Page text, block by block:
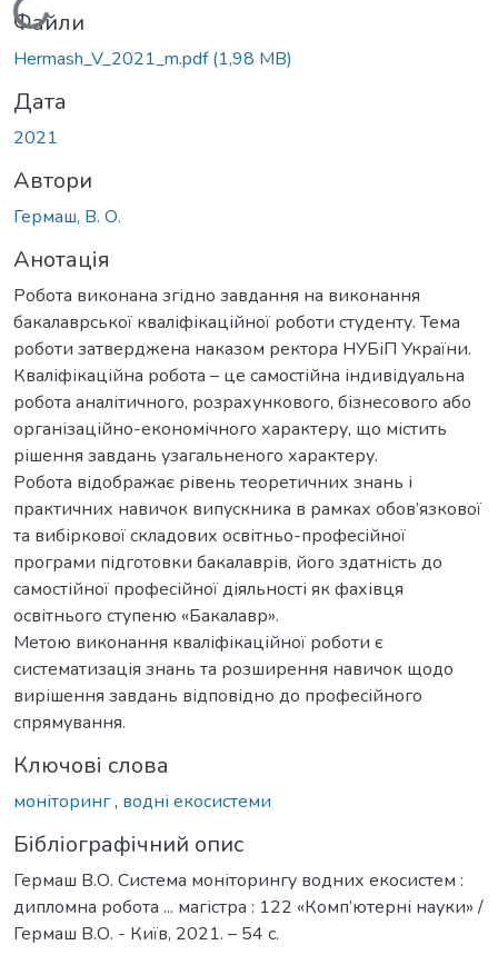
Вантажиться...
Файли
Hermash_V_2021_m.pdf(1,98 MB)
Дата
2021
Автори
Гермаш, В. О.
Анотація
Робота виконана згідно завдання на виконання
бакалаврської кваліфікаційної роботи студенту. Тема
роботи затверджена наказом ректора НУБіП України.
Кваліфікаційна робота – це самостійна індивідуальна
робота аналітичного, розрахункового, бізнесового або
організаційно-економічного характеру, що містить
рішення завдань узагальненого характеру.
Робота відображає рівень теоретичних знань і
практичних навичок випускника в рамках обов’язкової
та вибіркової складових освітньо-професійної
програми підготовки бакалаврів, його здатність до
самостійної професійної діяльності як фахівця
освітнього ступеню «Бакалавр».
Метою виконання кваліфікаційної роботи є
систематизація знань та розширення навичок щодо
вирішення завдань відповідно до професійного
спрямування.
Ключові слова
моніторинг, водні екосистеми
Бібліографічний опис
Гермаш В.О. Система моніторингу водних екосистем :
дипломна робота ... магістра : 122 «Комп’ютерні науки» /
Гермаш В.О. - Київ, 2021. – 54 с.